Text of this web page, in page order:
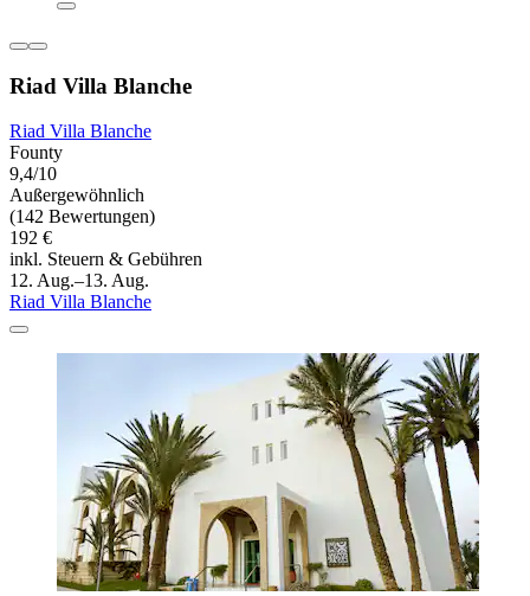
Riad Villa Blanche
Riad Villa Blanche
Founty
9,4/10
Außergewöhnlich
(142 Bewertungen)
192 €
inkl. Steuern & Gebühren
12. Aug.–13. Aug.
Riad Villa Blanche